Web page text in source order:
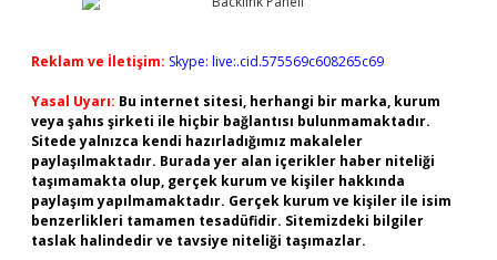
Reklam ve İletişim: Skype: live:.cid.575569c608265c69
Yasal Uyarı: Bu internet sitesi, herhangi bir marka, kurum
veya şahıs şirketi ile hiçbir bağlantısı bulunmamaktadır.
Sitede yalnızca kendi hazırladığımız makaleler
paylaşılmaktadır. Burada yer alan içerikler haber niteliği
taşımamakta olup, gerçek kurum ve kişiler hakkında
paylaşım yapılmamaktadır. Gerçek kurum ve kişiler ile isim
benzerlikleri tamamen tesadüfidir. Sitemizdeki bilgiler
taslak halindedir ve tavsiye niteliği taşımazlar.